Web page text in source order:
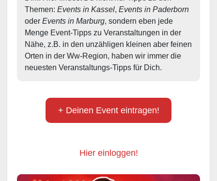
Themen: Events in Kassel, Events in Paderborn
oder Events in Marburg, sondern eben jede
Menge Event-Tipps zu Veranstaltungen in der
Nähe, z.B. in den unzähligen kleinen aber feinen
Orten in der Ww-Region, haben wir immer die
neuesten Veranstaltungs-Tipps für Dich.
+ Deinen Event eintragen!
Hier einloggen!